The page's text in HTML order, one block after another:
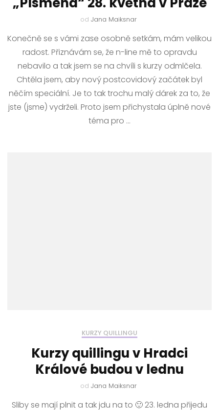
od Jana Maiksnar
Konečně se s vámi zase osobně setkám, mám velikou
radost. Přiznávám se, že n-line mě to opravdu
nebavilo a tak jsem se na chvíli s kurzy odmlčela.
Chtěla jsem, aby nový postcovidový začátek byl
něčím speciální. Je to tak trochu malý dárek za to, že
jste (jsme) vydrželi. Proto jsem přichystala úplně nové
téma pro …
KURZY QUILLINGU
Kurzy quillingu v Hradci
Králové budou v lednu
od Jana Maiksnar
Sliby se mají plnit a tak jdu na to 🙂 23. ledna přijedu